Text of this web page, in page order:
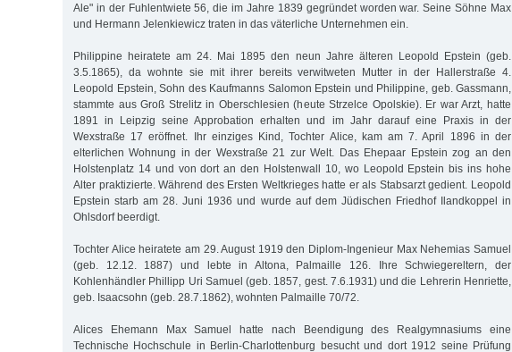
Ale" in der Fuhlentwiete 56, die im Jahre 1839 gegründet worden war. Seine Söhne Max
und Hermann Jelenkiewicz traten in das väterliche Unternehmen ein.
Philippine heiratete am 24. Mai 1895 den neun Jahre älteren Leopold Epstein (geb.
3.5.1865), da wohnte sie mit ihrer bereits verwitweten Mutter in der Hallerstraße 4.
Leopold Epstein, Sohn des Kaufmanns Salomon Epstein und Philippine, geb. Gassmann,
stammte aus Groß Strelitz in Oberschlesien (heute Strzelce Opolskie). Er war Arzt, hatte
1891 in Leipzig seine Approbation erhalten und im Jahr darauf eine Praxis in der
Wexstraße 17 eröffnet. Ihr einziges Kind, Tochter Alice, kam am 7. April 1896 in der
elterlichen Wohnung in der Wexstraße 21 zur Welt. Das Ehepaar Epstein zog an den
Holstenplatz 14 und von dort an den Holstenwall 10, wo Leopold Epstein bis ins hohe
Alter praktizierte. Während des Ersten Weltkrieges hatte er als Stabsarzt gedient. Leopold
Epstein starb am 28. Juni 1936 und wurde auf dem Jüdischen Friedhof Ilandkoppel in
Ohlsdorf beerdigt.
Tochter Alice heiratete am 29. August 1919 den Diplom-Ingenieur Max Nehemias Samuel
(geb. 12.12. 1887) und lebte in Altona, Palmaille 126. Ihre Schwiegereltern, der
Kohlenhändler Phillipp Uri Samuel (geb. 1857, gest. 7.6.1931) und die Lehrerin Henriette,
geb. Isaacsohn (geb. 28.7.1862), wohnten Palmaille 70/72.
Alices Ehemann Max Samuel hatte nach Beendigung des Realgymnasiums eine
Technische Hochschule in Berlin-Charlottenburg besucht und dort 1912 seine Prüfung